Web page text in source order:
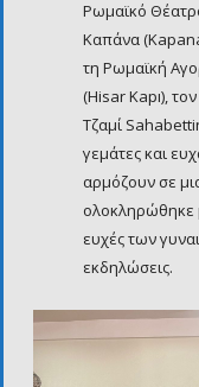
Ρωμαϊκό
Καπάνα
τη Ρωμαϊκή
(Hisar Kapı),
Τζαμί
γεμάτες και
αρμόζουν σε
ολοκληρώθηκε
ευχές των
εκδηλώσεις.